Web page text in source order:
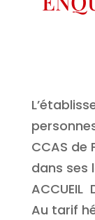
CCAS de
dans ses
ACCUEIL
Au tarif